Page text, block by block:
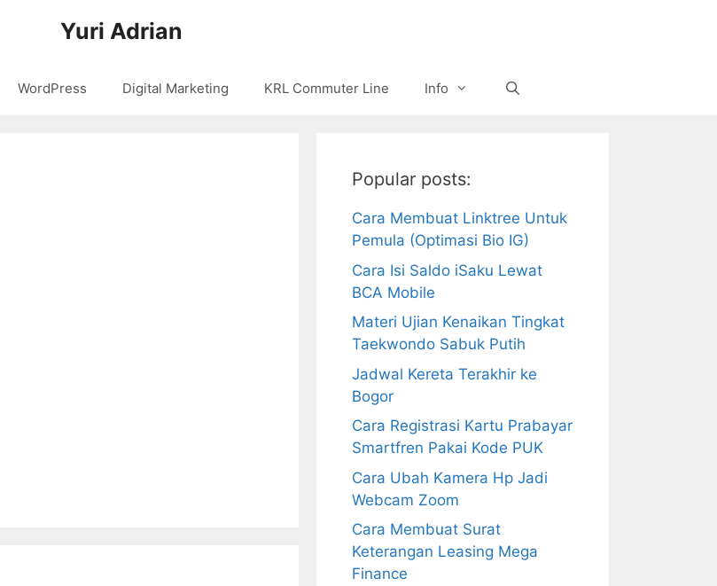
Yuri Adrian
WordPress Digital Marketing KRL Commuter Line Info
Popular posts:
Cara Membuat Linktree Untuk
Pemula (Optimasi Bio IG)
Cara Isi Saldo iSaku Lewat
BCA Mobile
Materi Ujian Kenaikan Tingkat
Taekwondo Sabuk Putih
Jadwal Kereta Terakhir ke
Bogor
Cara Registrasi Kartu Prabayar
Smartfren Pakai Kode PUK
Cara Ubah Kamera Hp Jadi
Webcam Zoom
Cara Membuat Surat
Keterangan Leasing Mega
Finance